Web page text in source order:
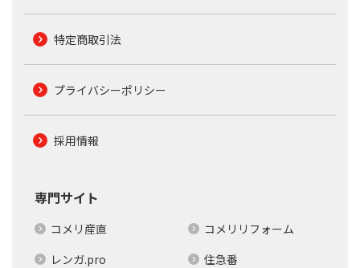
特定商取引法
プライバシーポリシー
採用情報
専門サイト
コメリ産直
コメリリフォーム
レンガ.pro
住急番